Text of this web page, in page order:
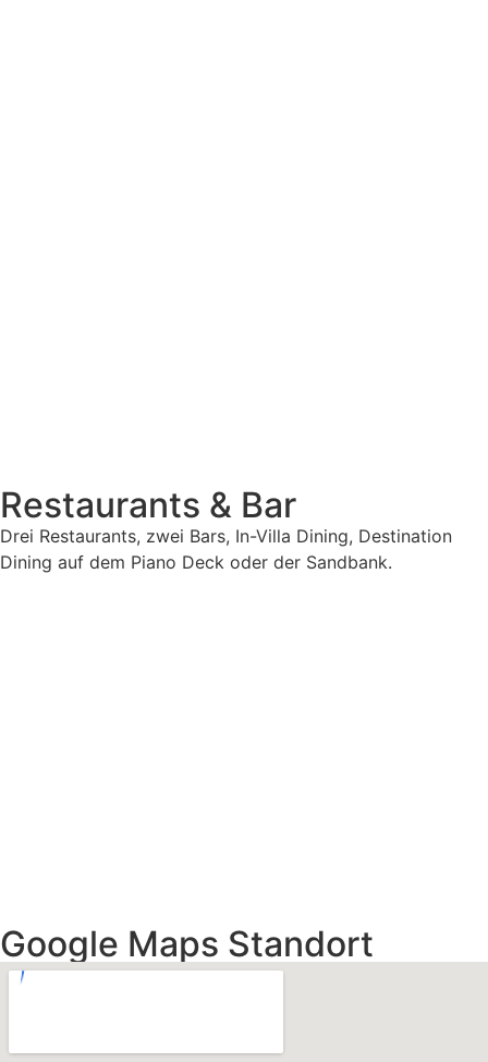
Restaurants & Bar
Drei Restaurants, zwei Bars, In-Villa Dining, Destination
Dining auf dem Piano Deck oder der Sandbank.
Google Maps Standort